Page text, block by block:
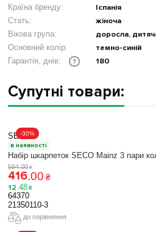
Країна бренду: Іспанія
Стать: жіноча
Вікова група: доросла,
Основний колір: темно-синій
Гарантія, днів: ? 180
Супутні товари:
-30%
SECO
в наявності
Набір шкарпеток SECO Mainz 3 пари
594.00 ₴
416.00 ₴
12 48 ₴
64370
21350110-3
до порівняння